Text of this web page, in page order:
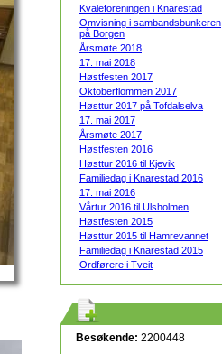
Kvaleforeningen i Knarestad
Omvisning i sambandsbunkeren
på Borgen
Årsmøte 2018
17. mai 2018
Høstfesten 2017
Oktoberflommen 2017
Høsttur 2017 på Tofdalselva
17. mai 2017
Årsmøte 2017
Høstfesten 2016
Høsttur 2016 til Kjevik
Familiedag i Knarestad 2016
17. mai 2016
Vårtur 2016 til Ulsholmen
Høstfesten 2015
Høsttur 2015 til Hamrevannet
Familiedag i Knarestad 2015
Ordførere i Tveit
Besøkende: 2200448